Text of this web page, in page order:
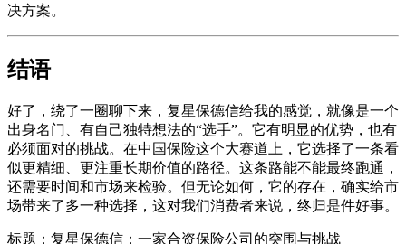
决方案。
结语
好了，绕了一圈聊下来，复星保德信给我的感觉，就像是一个
出身名门、有自己独特想法的“选手”。它有明显的优势，也有
必须面对的挑战。在中国保险这个大赛道上，它选择了一条看
似更精细、更注重长期价值的路径。这条路能不能最终跑通，
还需要时间和市场来检验。但无论如何，它的存在，确实给市
场带来了多一种选择，这对我们消费者来说，终归是件好事。
标题：复星保德信：一家合资保险公司的突围与挑战